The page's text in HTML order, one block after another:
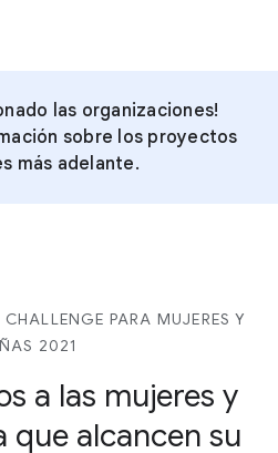
las organizaciones!
sobre los proyectos
más adelante.
PARA MUJERES Y
2021
a las mujeres y
que alcancen su